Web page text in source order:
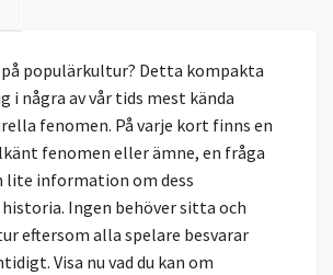
på populärkultur? Detta kompakta
i några av vår tids mest kända
fenomen. På varje kort finns en
fenomen eller ämne, en fråga
lite information om dess
Ingen behöver sitta och
eftersom alla spelare besvarar
Visa nu vad du kan om